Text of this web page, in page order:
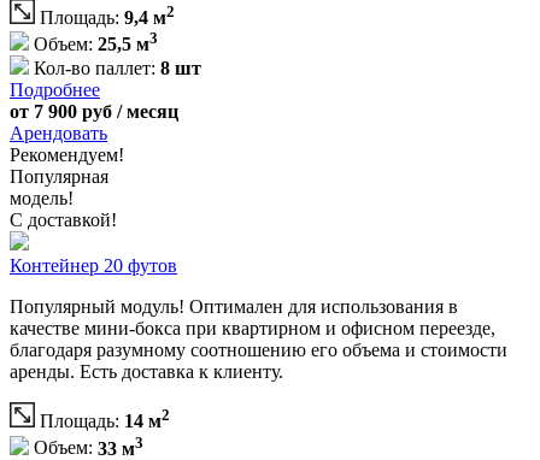
Площадь: 9,4 м2
Объем: 25,5 м3
Кол-во паллет: 8 шт
Подробнее
от 7 900 руб / месяц
Арендовать
Рекомендуем!
Популярная
модель!
С доставкой!
Контейнер 20 футов
Популярный модуль! Оптимален для использования в
качестве мини-бокса при квартирном и офисном переезде,
благодаря разумному соотношению его объема и стоимости
аренды. Есть доставка к клиенту.
Площадь: 14 м2
Объем: 33 м3